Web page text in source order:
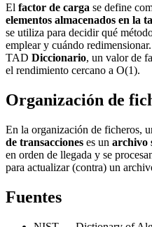
El factor de carga se define
elementos almacenados en la
se utiliza para decidir qué
emplear y cuándo
TAD Diccionario, un valor de
el rendimiento cercano a O(1).
Organización de
En la organización de ficheros,
de transacciones es un archivo
en orden de llegada y se
para actualizar (contra) un
Fuentes